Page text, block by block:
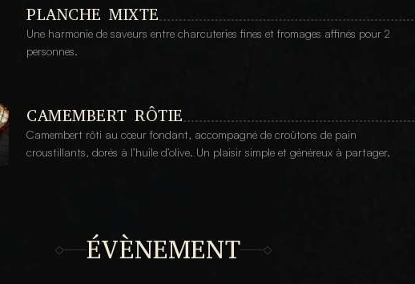
PLANCHE MIXTE
Une harmonie de saveurs entre charcuteries fines et fromages affinés pour 2
personnes.
CAMEMBERT RÔTIE
Camembert rôti au cœur fondant, accompagné de croûtons de pain
croustillants, dorés à l’huile d’olive. Un plaisir simple et généreux à partager.
ÉVÈNEMENT